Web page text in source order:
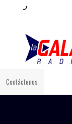
Contáctenos